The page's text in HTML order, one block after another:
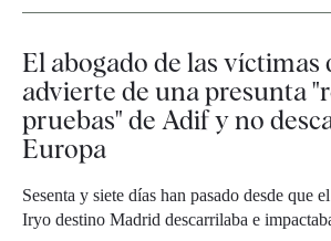
El abogado de las víctimas
advierte de una presunta
pruebas" de Adif y no
Europa
Sesenta y siete días han pasado desde que
Iryo destino Madrid descarrilaba e